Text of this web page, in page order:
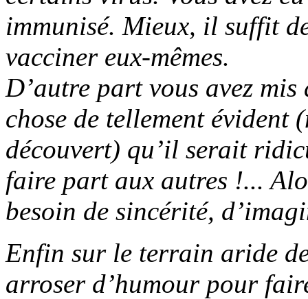
immunisé. Mieux, il suffit
vacciner eux-mêmes.
D’autre part vous avez
chose de telle­ment évident
découvert) qu’il serait
faire part aux autres !...
besoin de sincérité,
Enfin sur le terrain aride
arroser d’humour pour